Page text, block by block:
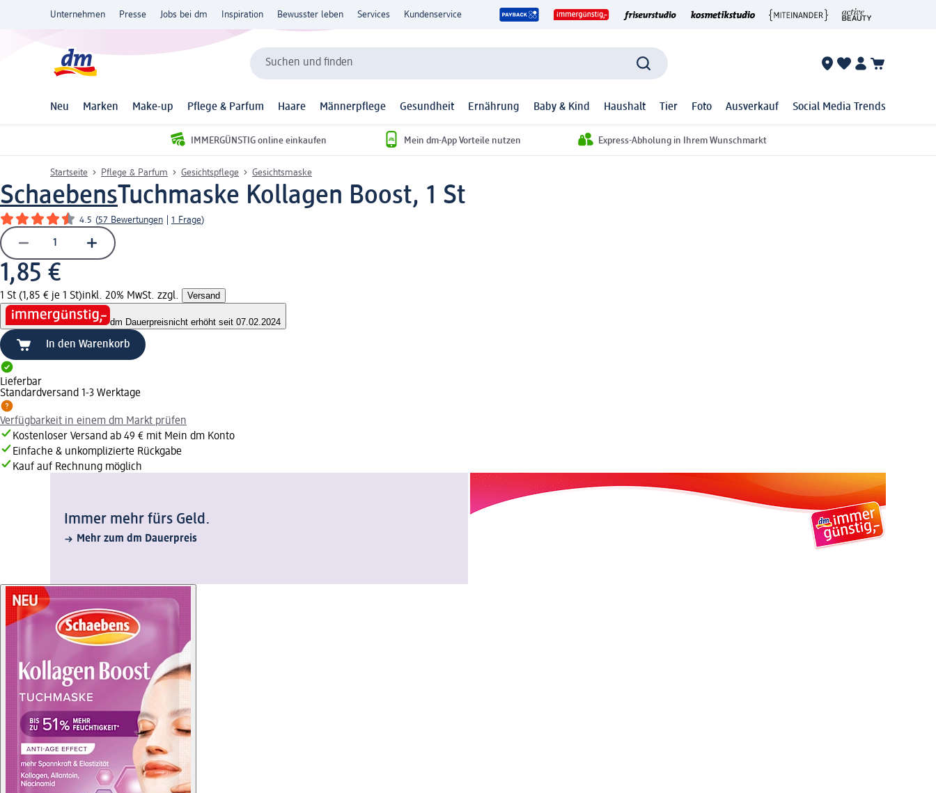
Unternehmen Presse Jobs bei dm Inspiration Bewusster leben Services Kundenservice
Suchen und finden
Neu Marken Make-up Pflege & Parfum Haare Männerpflege Gesundheit Ernährung Baby & Kind Haushalt Tier Foto Ausverkauf Social Media Trends
IMMERGÜNSTIG online einkaufen Mein dm-App Vorteile nutzen Express-Abholung in Ihrem Wunschmarkt
Startseite Pflege & Parfum Gesichtspflege Gesichtsmaske
SchaebensTuchmaske Kollagen Boost, 1 St
4.5 (57 Bewertungen 1 Frage)
1,85 €
1 St (1,85 € je 1 St)inkl. 20% MwSt. zzgl. Versand
dm Dauerpreisnicht erhöht seit 07.02.2024
In den Warenkorb
Lieferbar
Standardversand 1-3 Werktage
Verfügbarkeit in einem dm Markt prüfen
Kostenloser Versand ab 49 € mit Mein dm Konto
Einfache & unkomplizierte Rückgabe
Kauf auf Rechnung möglich
Immer mehr fürs Geld.
Mehr zum dm Dauerpreis